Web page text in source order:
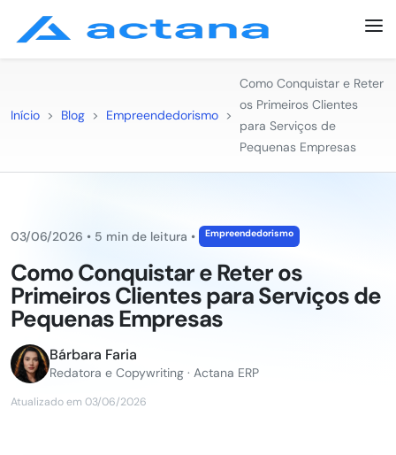
Início > Blog > Empreendedorismo >
Como Conquistar e Reter
os Primeiros Clientes
para Serviços de
Pequenas Empresas
03/06/2026 • 5 min de leitura • Empreendedorismo
Como Conquistar e Reter os
Primeiros Clientes para Serviços de
Pequenas Empresas
Bárbara Faria
Redatora e Copywriting · Actana ERP
Atualizado em 03/06/2026